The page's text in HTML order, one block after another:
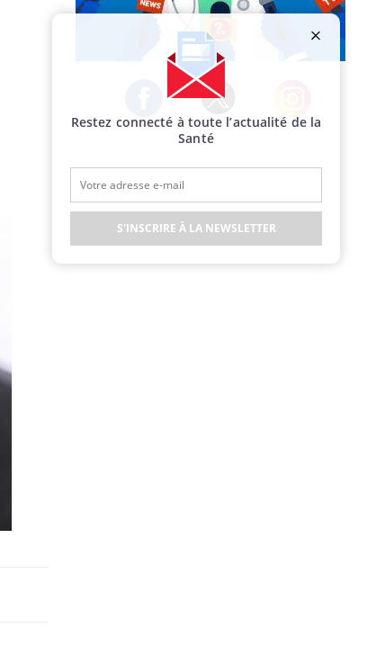
Facebook Twitter Instagram
Restez connecté à toute l’actualité de la
Santé
S'INSCRIRE À LA NEWSLETTER